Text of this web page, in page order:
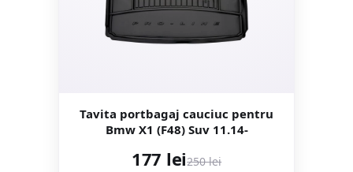
Tavita portbagaj cauciuc pentru
Bmw X1 (F48) Suv 11.14-
177 lei250 lei